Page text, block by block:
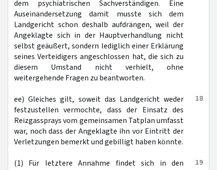
dem psychiatrischen Sachverständigen. Eine
Auseinandersetzung damit musste sich dem
Landgericht schon deshalb aufdrängen, weil der
Angeklagte sich in der Hauptverhandlung nicht
selbst geäußert, sondern lediglich einer Erklärung
seines Verteidigers angeschlossen hat, die sich zu
diesem Umstand nicht verhielt, ohne
weitergehende Fragen zu beantworten.
18
ee) Gleiches gilt, soweit das Landgericht weder
festzustellen vermochte, dass der Einsatz des
Reizgassprays vom gemeinsamen Tatplan umfasst
war, noch dass der Angeklagte ihn vor Eintritt der
Verletzungen bemerkt und gebilligt haben könnte.
19
(1) Für letztere Annahme findet sich in den